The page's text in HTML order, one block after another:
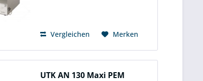
auswechselbar. Ersatzteil :...
Vergleichen Merken
UTK AN 130 Maxi PEM